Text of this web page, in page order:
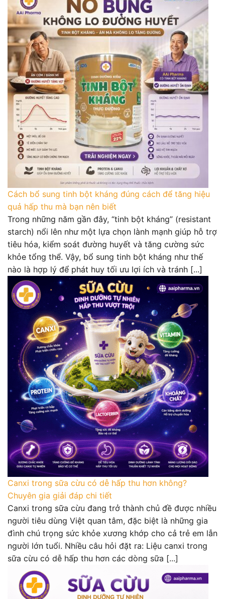
Cách bổ sung tinh bột kháng đúng cách để tăng hiệu
quả hấp thu mà bạn nên biết
Trong những năm gần đây, “tinh bột kháng” (resistant
starch) nổi lên như một lựa chọn lành mạnh giúp hỗ trợ
tiêu hóa, kiểm soát đường huyết và tăng cường sức
khỏe tổng thể. Vậy, bổ sung tinh bột kháng như thế
nào là hợp lý để phát huy tối ưu lợi ích và tránh [...]
Canxi trong sữa cừu có dễ hấp thu hơn không?
Chuyên gia giải đáp chi tiết
Canxi trong sữa cừu đang trở thành chủ đề được nhiều
người tiêu dùng Việt quan tâm, đặc biệt là những gia
đình chú trọng sức khỏe xương khớp cho cả trẻ em lẫn
người lớn tuổi. Nhiều câu hỏi đặt ra: Liệu canxi trong
sữa cừu có dễ hấp thu hơn các dòng sữa [...]